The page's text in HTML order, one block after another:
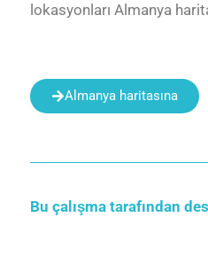
lokasyonları Almanya
Almanya haritasına
Bu çalışma tarafından